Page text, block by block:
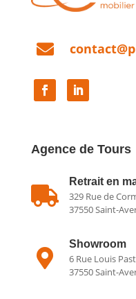

Agence de Tours

Retrait en
329 Rue de
37550 Saint-

Showroom
6 Rue Louis
37550 Saint-